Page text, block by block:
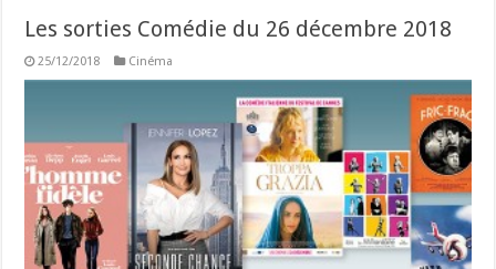
Les sorties Comédie du 26 décembre 2018
25/12/2018 Cinéma